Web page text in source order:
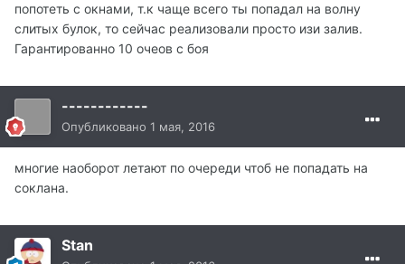
попотеть с окнами, т.к чаще всего ты попадал на волну
слитых булок, то сейчас реализовали просто изи залив.
Гарантированно 10 очеов с боя
------------
Опубликовано 1 мая, 2016
многие наоборот летают по очереди чтоб не попадать на
соклана.
Stan